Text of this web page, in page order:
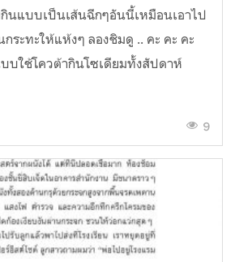
นแบบเป็นเส้นฉีกๆอันนี้เหมือนเอาไป
ระทะให้แห้งๆ ลองชิมดู .. คะ คะ คะ
บใช้โควต้ากินโซเดียมทั้งสัปดาห์
9